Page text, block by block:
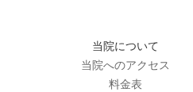
当院について
当院へのアクセス
料金表